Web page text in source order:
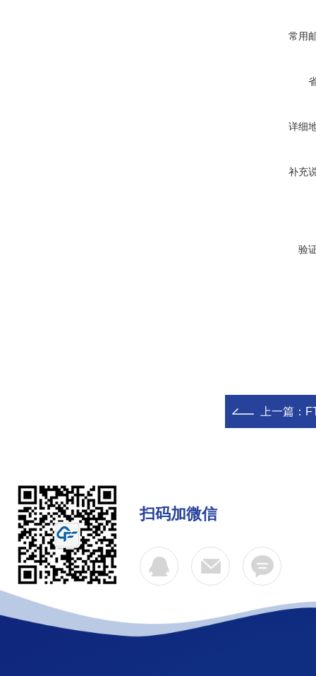
常用
详细
补充
验
上一篇：
扫码加微信